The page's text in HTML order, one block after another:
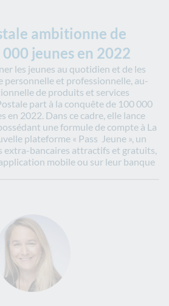
ambitionne de
jeunes en 2022
les jeunes au quotidien et de les
personnelle et professionnelle, au-
de produits et services
part à la conquête de 100 000
en 2022. Dans ce cadre, elle lance
une formule de compte à La
plateforme « Pass Jeune », un
extra-bancaires attractifs et gratuits,
mobile ou sur leur banque